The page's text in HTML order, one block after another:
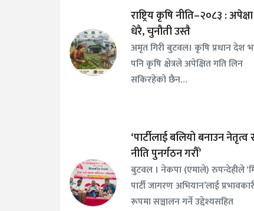
राष्ट्रिय कृषि नीति–२०८३ : अपेक्षा
धेरै, चुनौती उस्तै
अमृत गिरी बुटवल। कृषि प्रधान देश
पनि कृषि क्षेत्रले अपेक्षित गति लिन
सकिरहेको छैन…
‘पार्टीलाई बलियो बनाउन नेतृत्व
नीति पुनर्गठन गरौँ’
बुटवल । नेकपा (एमाले) रुपन्देहीले
पार्टी जागरण अभियान’लाई
रूपमा सञ्चालन गर्ने उद्देश्यसहित